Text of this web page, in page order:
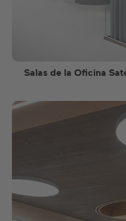
Salas de la Oficina